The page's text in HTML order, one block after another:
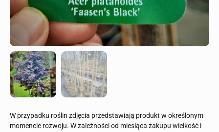
W przypadku roślin zdjęcia przedstawiają produkt w określonym
momencie rozwoju. W zależności od miesiąca zakupu wielkość i